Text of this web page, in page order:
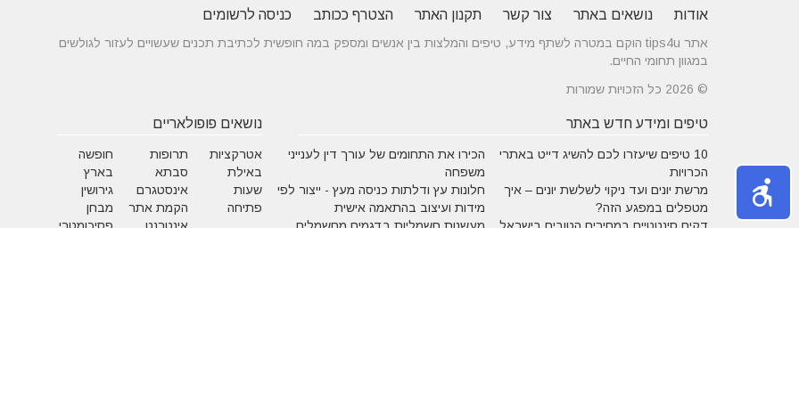
אודות נושאים באתר צור קשר תקנון האתר הצטרף ככותב כניסה לרשומים
אתר tips4u הוקם במטרה לשתף מידע, טיפים והמלצות בין אנשים ומספק במה חופשית לכתיבת תכנים שעשויים לעזור לגולשים
במגוון תחומי החיים.
© 2026 כל הזכויות שמורות
טיפים ומידע חדש באתר
10 טיפים שיעזרו לכם להשיג דייט באתרי
הכרויות
הכירו את התחומים של עורך דין לענייני
משפחה
מרשת יונים ועד ניקוי לשלשת יונים – איך
מטפלים במפגע הזה?
חלונות עץ ודלתות כניסה מעץ - ייצור לפי
מידות ועיצוב בהתאמה אישית
דקים סינטטיים במחירים הטובים בישראל
מעשנות חשמליות בדגמים מחשמלים
נושאים פופולאריים
אטרקציות
באילת
תרופות
סבתא
חופשה
בארץ
שעות
פתיחה
אינסטגרם
גירושין
הקמת אתר
אינטרנט
מבחן
פסיכומטרי